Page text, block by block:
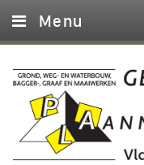
Menu
Diensten
Foto’s